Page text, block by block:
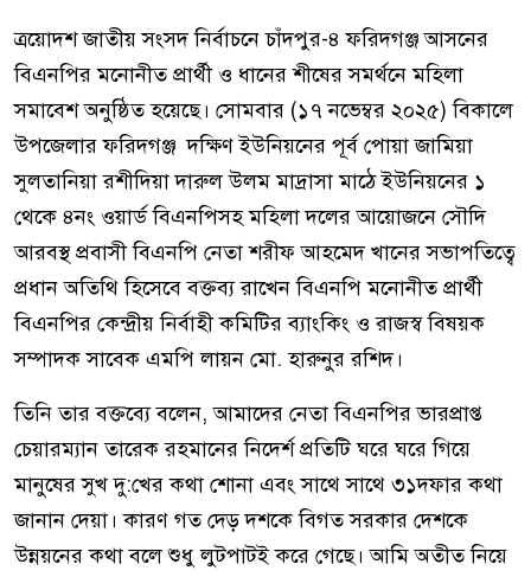
ত্রয়োদশ জাতীয় সংসদ নির্বাচনে চাঁদপুর-৪ ফরিদগঞ্জ আসনের
বিএনপির মনোনীত প্রার্থী ও ধানের শীষের সমর্থনে মহিলা
সমাবেশ অনুষ্ঠিত হয়েছে। সোমবার (১৭ নভেম্বর ২০২৫) বিকালে
উপজেলার ফরিদগঞ্জ দক্ষিণ ইউনিয়নের পূর্ব পোয়া জামিয়া
সুলতানিয়া রশীদিয়া দারুল উলম মাদ্রাসা মাঠে ইউনিয়নের ১
থেকে ৪নং ওয়ার্ড বিএনপিসহ মহিলা দলের আয়োজনে সৌদি
আরবস্থ প্রবাসী বিএনপি নেতা শরীফ আহমেদ খানের সভাপতিত্বে
প্রধান অতিথি হিসেবে বক্তব্য রাখেন বিএনপি মনোনীত প্রার্থী
বিএনপির কেন্দ্রীয় নির্বাহী কমিটির ব্যাংকিং ও রাজস্ব বিষয়ক
সম্পাদক সাবেক এমপি লায়ন মো. হারুনুর রশিদ।
তিনি তার বক্তব্যে বলেন, আমাদের নেতা বিএনপির ভারপ্রাপ্ত
চেয়ারম্যান তারেক রহমানের নিদের্শ প্রতিটি ঘরে ঘরে গিয়ে
মানুষের সুখ দু:খের কথা শোনা এবং সাথে সাথে ৩১দফার কথা
জানান দেয়া। কারণ গত দেড় দশকে বিগত সরকার দেশকে
উন্নয়নের কথা বলে শুধু লুটপাটই করে গেছে। আমি অতীত নিয়ে